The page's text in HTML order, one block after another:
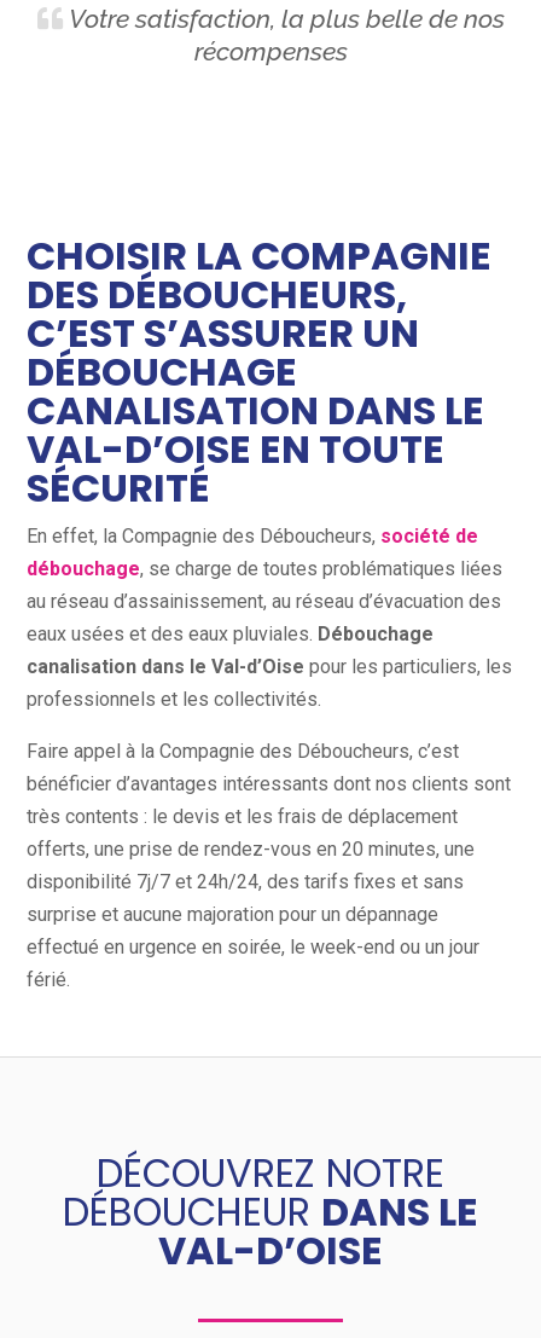
Votre satisfaction, la plus belle de nos
récompenses
CHOISIR LA COMPAGNIE
DES DÉBOUCHEURS,
C’EST S’ASSURER UN
DÉBOUCHAGE
CANALISATION DANS LE
VAL-D’OISE EN TOUTE
SÉCURITÉ
En effet, la Compagnie des Déboucheurs, société de
débouchage, se charge de toutes problématiques liées
au réseau d’assainissement, au réseau d’évacuation des
eaux usées et des eaux pluviales. Débouchage
canalisation dans le Val-d’Oise pour les particuliers, les
professionnels et les collectivités.
Faire appel à la Compagnie des Déboucheurs, c’est
bénéficier d’avantages intéressants dont nos clients sont
très contents : le devis et les frais de déplacement
offerts, une prise de rendez-vous en 20 minutes, une
disponibilité 7j/7 et 24h/24, des tarifs fixes et sans
surprise et aucune majoration pour un dépannage
effectué en urgence en soirée, le week-end ou un jour
férié.
DÉCOUVREZ NOTRE
DÉBOUCHEUR DANS LE
VAL-D’OISE